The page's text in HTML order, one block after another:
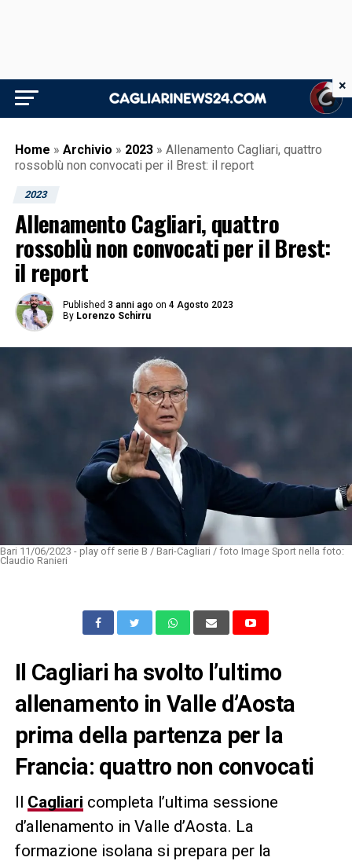
Home » Archivio » 2023 » Allenamento Cagliari, quattro
rossoblù non convocati per il Brest: il report
2023
Allenamento Cagliari, quattro
rossoblù non convocati per il Brest:
il report
Published 3 anni ago on 4 Agosto 2023
By Lorenzo Schirru
Bari 11/06/2023 - play off serie B / Bari-Cagliari / foto Image Sport nella foto:
Claudio Ranieri
Il Cagliari ha svolto l’ultimo
allenamento in Valle d’Aosta
prima della partenza per la
Francia: quattro non convocati
Il Cagliari completa l’ultima sessione
d’allenamento in Valle d’Aosta. La
formazione isolana si prepara per la
×